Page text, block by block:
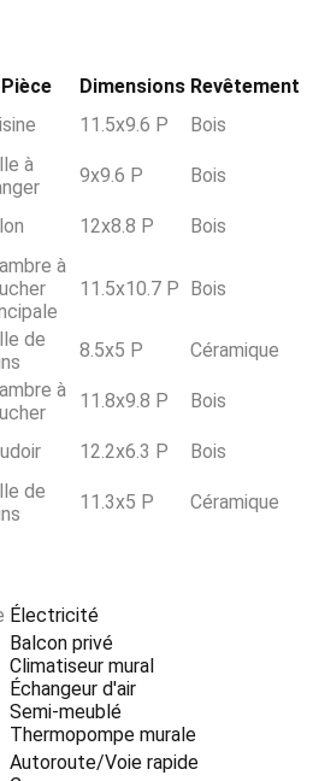
Pièce Dimensions Revêtement
11.5x9.6 P Bois
à
9x9.6 P Bois
12x8.8 P Bois
à
11.5x10.7 P Bois
de
8.5x5 P Céramique
à
11.8x9.8 P Bois
12.2x6.3 P Bois
de
11.3x5 P Céramique
Électricité
Balcon privé
Climatiseur mural
Échangeur d'air
Semi-meublé
Thermopompe murale
Autoroute/Voie rapide